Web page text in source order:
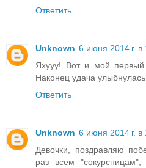
Ответить
Unknown 6 июня 2014 г. в
Яхууу! Вот и мой
Наконец удача
Ответить
Unknown 6 июня 2014 г. в
Девочки, поздравляю
раз всем